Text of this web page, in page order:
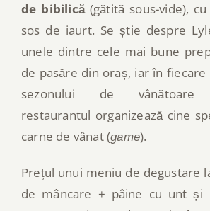
de bibilică(gătită sous-vide),
sos de iaurt. Se știe despre
unele dintre cele mai bune
de pasăre din oraș, iar în fiecare
sezonului de vânătoare
restaurantul organizează cine
carne de vânat (game).
Prețul unui meniu de degustare
de mâncare + pâine cu unt și